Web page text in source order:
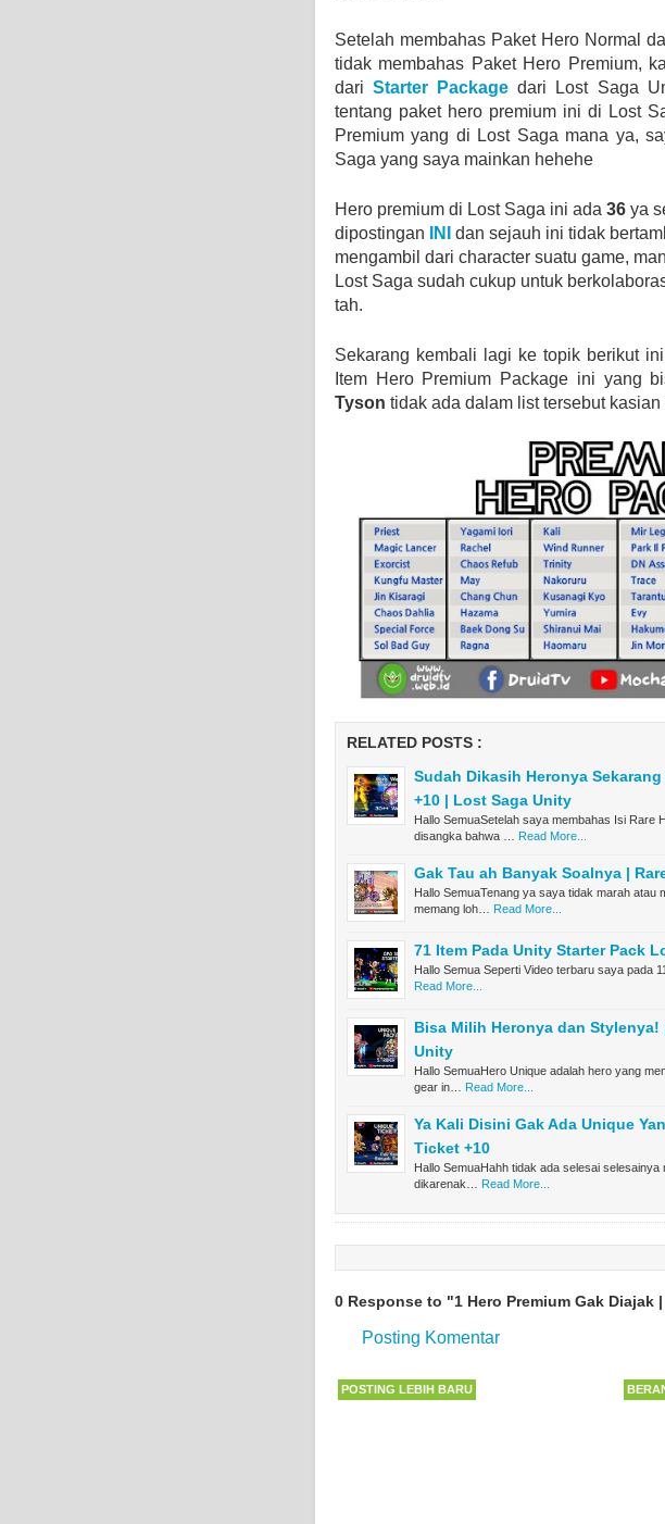
Setelah membahas Paket Hero Normal
tidak membahas Paket Hero Premium,
dariStarter Package dari Lost Saga
tentang paket hero premium ini di Lost
Premium yang di Lost Saga mana ya,
Saga yang saya mainkan hehehe
Hero premium di Lost Saga ini ada 36 ya
dipostingan
INI
dan sejauh ini tidak
mengambil dari character suatu game,
Lost Saga sudah cukup untuk
tah.
Sekarang kembali lagi ke topik berikut
Item Hero Premium Package ini yang
Tyson tidak ada dalam list tersebut
RELATED POSTS :
Sudah Dikasih Heronya
+10 | Lost Saga Unity
Hallo SemuaSetelah saya membahas Isi Rare
disangka bahwa …
Read More...
Gak Tau ah Banyak Soalnya |
Hallo SemuaTenang ya saya tidak marah atau
memang loh…
Read More...
71 Item Pada Unity Starter Pack
Hallo Semua Seperti Video terbaru saya pada
Read More...
Bisa Milih Heronya dan
Unity
Hallo SemuaHero Unique adalah hero yang
gear in…
Read More...
Ya Kali Disini Gak Ada Unique
Ticket +10
Hallo SemuaHahh tidak ada selesai
dikarenak…
Read More...
0 Response to "1 Hero Premium Gak Diajak
Posting Komentar
POSTING LEBIH BARU